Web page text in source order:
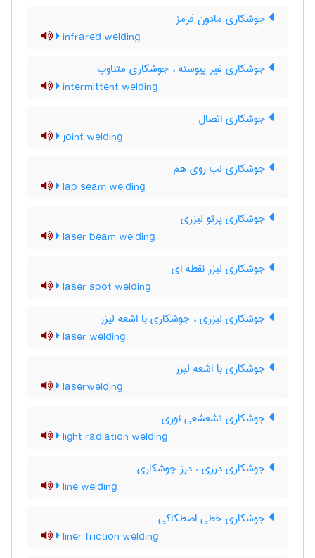
جوشکاری مادون قرمز
infrared welding
جوشکاری غیر پیوسته ، جوشکاری متناوب
intermittent welding
جوشکاری اتصال
joint welding
جوشکاری لب روی هم
lap seam welding
جوشکاری پرتو لیزری
laser beam welding
جوشکاری لیزر نقطه ای
laser spot welding
جوشکاری لیزری ، جوشکاری با اشعه لیزر
laser welding
جوشکاری با اشعه لیزر
laserwelding
جوشکاری تشعشعی نوری
light radiation welding
جوشکاری درزی ، درز جوشکاری
line welding
جوشکاری خطی اصطکاکی
liner friction welding